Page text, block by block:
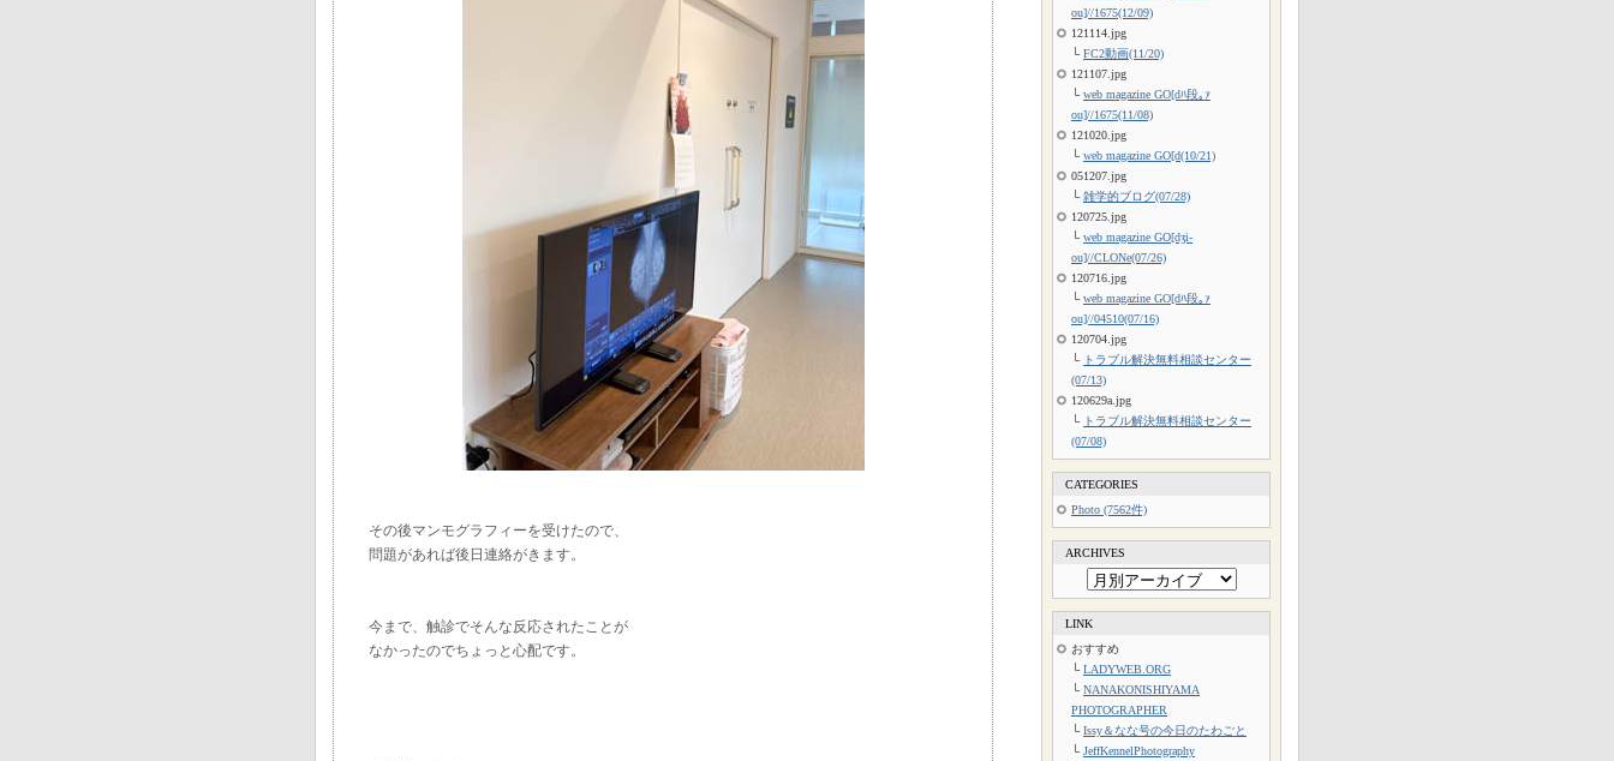
その後マンモグラフィーを受けたので、
問題があれば後日連絡がきます。
今まで、触診でそんな反応されたことが
なかったのでちょっと心配です。
ou]//1675(12/09)
121114.jpg
└ FC2動画(11/20)
121107.jpg
└ web magazine GO[dﾊ段｡ｧ
ou]//1675(11/08)
121020.jpg
└ web magazine GO[d(10/21)
051207.jpg
└ 雑学的ブログ(07/28)
120725.jpg
└ web magazine GO[dʒi-
ou]//CLONe(07/26)
120716.jpg
└ web magazine GO[dﾊ段｡ｧ
ou]//04510(07/16)
120704.jpg
└ トラブル解決無料相談センター
(07/13)
120629a.jpg
└ トラブル解決無料相談センター
(07/08)
CATEGORIES
Photo (7562件)
ARCHIVES
LINK
おすすめ
└ LADYWEB.ORG
└ NANAKONISHIYAMA
PHOTOGRAPHER
└ Issy＆なな号の今日のたわごと
└ JeffKennelPhotography